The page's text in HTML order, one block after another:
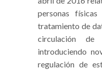
personas
tratamiento de
circulación de
introduciendo
regulación de